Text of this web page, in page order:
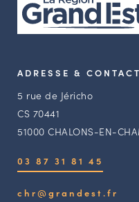
ADRESSE & CONTACT
5 rue de Jéricho
CS 70441
51000 CHALONS-EN-
03 87 31 81 45
chr@grandest.fr